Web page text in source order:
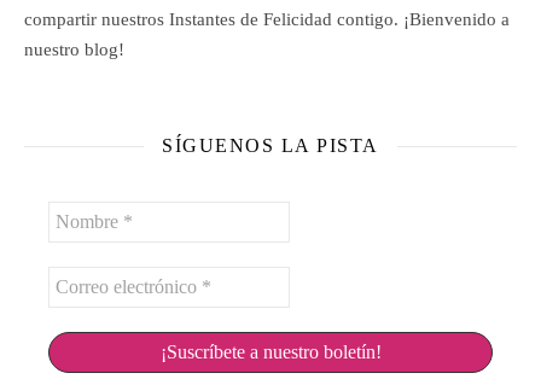
compartir nuestros Instantes de Felicidad contigo. ¡Bienvenido a
nuestro blog!
SÍGUENOS LA PISTA
Nombre
Correo
*